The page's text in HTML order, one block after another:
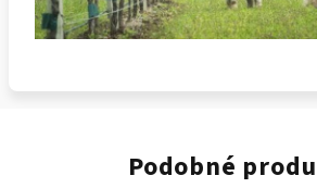
Podobné